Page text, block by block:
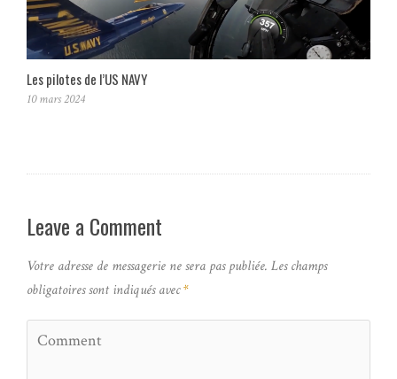
Les pilotes de l’US NAVY
10 mars 2024
Leave a Comment
Votre adresse de messagerie ne sera pas publiée. Les champs
obligatoires sont indiqués avec*